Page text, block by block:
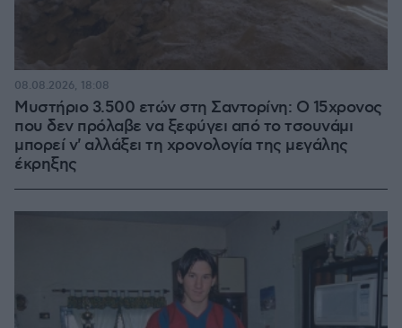
Μυστήριο 3.500 ετών στη Σαντορίνη: Ο 15χρονος
που δεν πρόλαβε να ξεφύγει από το τσουνάμι
μπορεί ν' αλλάξει τη χρονολογία της μεγάλης
έκρηξης
08.08.2026, 18:08